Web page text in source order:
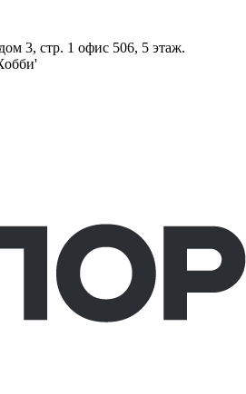
3, стр. 1 офис 506, 5 этаж.